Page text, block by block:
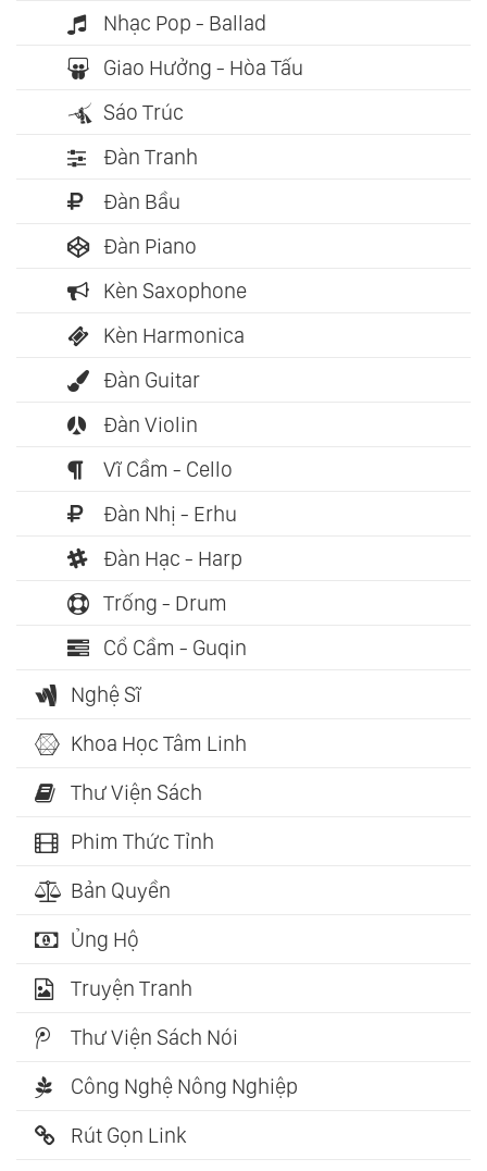
Nhạc Pop - Ballad
Giao Hưởng - Hòa Tấu
Sáo Trúc
Đàn Tranh
Đàn Bầu
Đàn Piano
Kèn Saxophone
Kèn Harmonica
Đàn Guitar
Đàn Violin
Vĩ Cầm - Cello
Đàn Nhị - Erhu
Đàn Hạc - Harp
Trống - Drum
Cổ Cầm - Guqin
Nghệ Sĩ
Khoa Học Tâm Linh
Thư Viện Sách
Phim Thức Tỉnh
Bản Quyền
Ủng Hộ
Truyện Tranh
Thư Viện Sách Nói
Công Nghệ Nông Nghiệp
Rút Gọn Link